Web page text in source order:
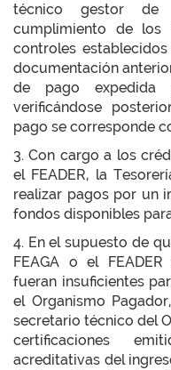
técnico gestor de
cumplimiento de los
controles
documentación
de pago expedida
verificándose
pago se corresponde
3. Con cargo a los
el FEADER, la
realizar pagos por un
fondos disponibles
4. En el supuesto de
FEAGA o el
fueran insuficientes
el Organismo
secretario técnico del
certificaciones
acreditativas del